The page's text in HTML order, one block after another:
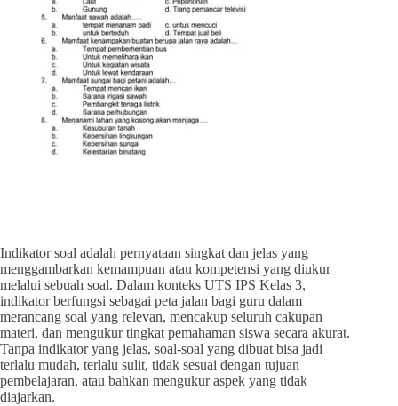
Indikator soal adalah pernyataan singkat dan jelas yang
menggambarkan kemampuan atau kompetensi yang diukur
melalui sebuah soal. Dalam konteks UTS IPS Kelas 3,
indikator berfungsi sebagai peta jalan bagi guru dalam
merancang soal yang relevan, mencakup seluruh cakupan
materi, dan mengukur tingkat pemahaman siswa secara akurat.
Tanpa indikator yang jelas, soal-soal yang dibuat bisa jadi
terlalu mudah, terlalu sulit, tidak sesuai dengan tujuan
pembelajaran, atau bahkan mengukur aspek yang tidak
diajarkan.